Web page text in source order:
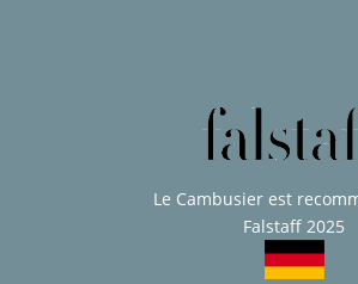
Le Cambusier est
Falstaff 2025